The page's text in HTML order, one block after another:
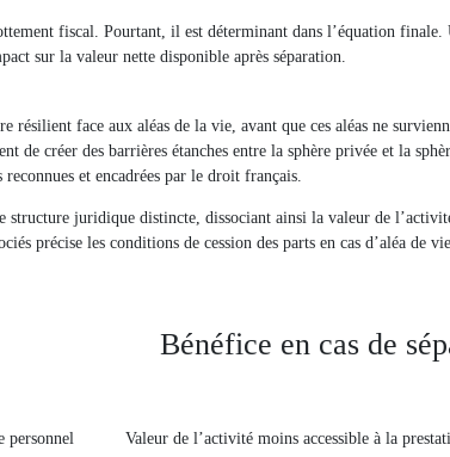
fiscal. Pourtant, il est déterminant dans l’équation finale.
sur la valeur nette disponible après séparation.
face aux aléas de la vie, avant que ces aléas ne
créer des barrières étanches entre la sphère privée et la
et encadrées par le droit français.
structure juridique distincte, dissociant ainsi la valeur de
précise les conditions de cession des parts en cas d’aléa de
Bénéfice en cas de
personnel Valeur de l’activité moins accessible à la